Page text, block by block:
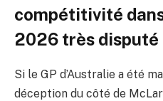
compétitivité
2026 très disputé
Si le GP d’Australie a été
déception du côté de